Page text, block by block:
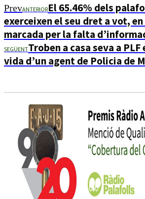
PrevANTERIOREl 65.46% dels
exerceixen el seu dret a vot,
marcada per la falta
SEGÜENTTroben a casa seva a PLF
vida d’un agent de Policia de